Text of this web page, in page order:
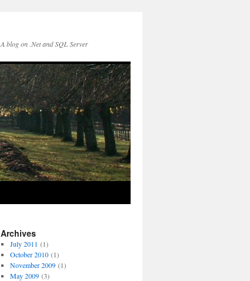
A blog on .Net and SQL Server
Archives
July 2011 (1)
October 2010(1)
November 2009(1)
May 2009(3)